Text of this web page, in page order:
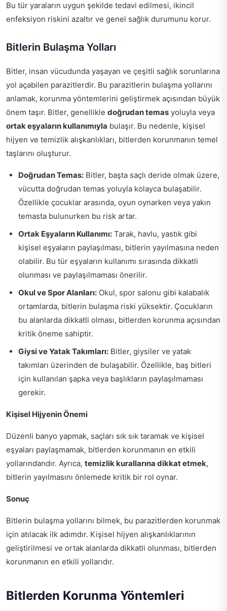
Bu tür yaraların uygun şekilde tedavi edilmesi, ikincil
enfeksiyon riskini azaltır ve genel sağlık durumunu korur.
Bitlerin Bulaşma Yolları
Bitler, insan vücudunda yaşayan ve çeşitli sağlık sorunlarına
yol açabilen parazitlerdir. Bu parazitlerin bulaşma yollarını
anlamak, korunma yöntemlerini geliştirmek açısından büyük
önem taşır. Bitler, genellikle doğrudan temas yoluyla veya
ortak eşyaların kullanımıyla bulaşır. Bu nedenle, kişisel
hijyen ve temizlik alışkanlıkları, bitlerden korunmanın temel
taşlarını oluşturur.
Doğrudan Temas: Bitler, başta saçlı deride olmak üzere,
vücutta doğrudan temas yoluyla kolayca bulaşabilir.
Özellikle çocuklar arasında, oyun oynarken veya yakın
temasta bulunurken bu risk artar.
Ortak Eşyaların Kullanımı: Tarak, havlu, yastık gibi
kişisel eşyaların paylaşılması, bitlerin yayılmasına neden
olabilir. Bu tür eşyaların kullanımı sırasında dikkatli
olunması ve paylaşılmaması önerilir.
Okul ve Spor Alanları: Okul, spor salonu gibi kalabalık
ortamlarda, bitlerin bulaşma riski yüksektir. Çocukların
bu alanlarda dikkatli olması, bitlerden korunma açısından
kritik öneme sahiptir.
Giysi ve Yatak Takımları: Bitler, giysiler ve yatak
takımları üzerinden de bulaşabilir. Özellikle, baş bitleri
için kullanılan şapka veya başlıkların paylaşılmaması
gerekir.
Kişisel Hijyenin Önemi
Düzenli banyo yapmak, saçları sık sık taramak ve kişisel
eşyaları paylaşmamak, bitlerden korunmanın en etkili
yollarındandır. Ayrıca, temizlik kurallarına dikkat etmek,
bitlerin yayılmasını önlemede kritik bir rol oynar.
Sonuç
Bitlerin bulaşma yollarını bilmek, bu parazitlerden korunmak
için atılacak ilk adımdır. Kişisel hijyen alışkanlıklarının
geliştirilmesi ve ortak alanlarda dikkatli olunması, bitlerden
korunmanın en etkili yollarıdır.
Bitlerden Korunma Yöntemleri